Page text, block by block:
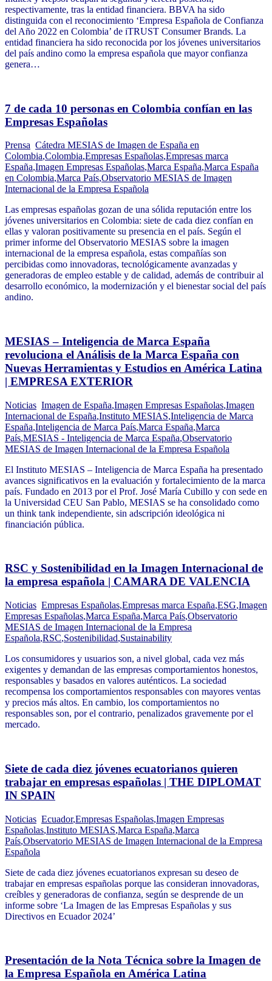
respectivamente, tras la entidad financiera. BBVA ha sido
distinguida con el reconocimiento ‘Empresa Española de Confianza
del Año 2022 en Colombia’ de iTRUST Consumer Brands. La
entidad financiera ha sido reconocida por los jóvenes universitarios
del país andino como la empresa española que mayor confianza
genera…
7 de cada 10 personas en Colombia confían en las
Empresas Españolas
Prensa Cátedra MESIAS de Imagen de España en
Colombia,Colombia,Empresas Españolas,Empresas marca
España,Imagen Empresas Españolas,Marca España,Marca España
en Colombia,Marca País,Observatorio MESIAS de Imagen
Internacional de la Empresa Española
Las empresas españolas gozan de una sólida reputación entre los
jóvenes universitarios en Colombia: siete de cada diez confían en
ellas y valoran positivamente su presencia en el país. Según el
primer informe del Observatorio MESIAS sobre la imagen
internacional de la empresa española, estas compañías son
percibidas como innovadoras, tecnológicamente avanzadas y
generadoras de empleo estable y de calidad, además de contribuir al
desarrollo económico, la modernización y el bienestar social del país
andino.
MESIAS – Inteligencia de Marca España
revoluciona el Análisis de la Marca España con
Nuevas Herramientas y Estudios en América Latina
| EMPRESA EXTERIOR
Noticias Imagen de España,Imagen Empresas Españolas,Imagen
Internacional de España,Instituto MESIAS,Inteligencia de Marca
España,Inteligencia de Marca País,Marca España,Marca
País,MESIAS - Inteligencia de Marca España,Observatorio
MESIAS de Imagen Internacional de la Empresa Española
El Instituto MESIAS – Inteligencia de Marca España ha presentado
avances significativos en la evaluación y fortalecimiento de la marca
país. Fundado en 2013 por el Prof. José María Cubillo y con sede en
la Universidad CEU San Pablo, MESIAS se ha consolidado como
un think tank independiente, sin adscripción ideológica ni
financiación pública.
RSC y Sostenibilidad en la Imagen Internacional de
la empresa española | CAMARA DE VALENCIA
Noticias Empresas Españolas,Empresas marca España,ESG,Imagen
Empresas Españolas,Marca España,Marca País,Observatorio
MESIAS de Imagen Internacional de la Empresa
Española,RSC,Sostenibilidad,Sustainability
Los consumidores y usuarios son, a nivel global, cada vez más
exigentes y demandan de las empresas comportamientos honestos,
responsables y basados en valores auténticos. La sociedad
recompensa los comportamientos responsables con mayores ventas
y precios más altos. En cambio, los comportamientos no
responsables son, por el contrario, penalizados gravemente por el
mercado.
Siete de cada diez jóvenes ecuatorianos quieren
trabajar en empresas españolas | THE DIPLOMAT
IN SPAIN
Noticias Ecuador,Empresas Españolas,Imagen Empresas
Españolas,Instituto MESIAS,Marca España,Marca
País,Observatorio MESIAS de Imagen Internacional de la Empresa
Española
Siete de cada diez jóvenes ecuatorianos expresan su deseo de
trabajar en empresas españolas porque las consideran innovadoras,
creíbles y generadoras de confianza, según se desprende de un
informe sobre ‘La Imagen de las Empresas Españolas y sus
Directivos en Ecuador 2024’
Presentación de la Nota Técnica sobre la Imagen de
la Empresa Española en América Latina